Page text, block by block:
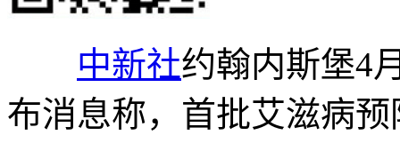
中新社约翰内斯堡4
布消息称，首批艾滋病预